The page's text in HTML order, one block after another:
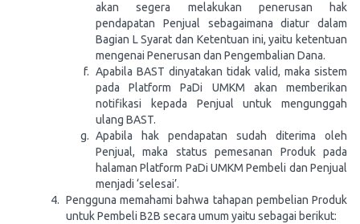
akan segera melakukan penerusan hak
pendapatan Penjual sebagaimana diatur dalam
Bagian L Syarat dan Ketentuan ini, yaitu ketentuan
mengenai Penerusan dan Pengembalian Dana.
Apabila BAST dinyatakan tidak valid, maka sistem
pada Platform PaDi UMKM akan memberikan
notifikasi kepada Penjual untuk mengunggah
ulang BAST.
Apabila hak pendapatan sudah diterima oleh
Penjual, maka status pemesanan Produk pada
halaman Platform PaDi UMKM Pembeli dan Penjual
menjadi ‘selesai’.
Pengguna memahami bahwa tahapan pembelian Produk
untuk Pembeli B2B secara umum yaitu sebagai berikut: